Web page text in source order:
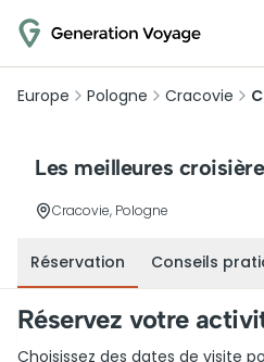
Europe Pologne Cracovie
Les meilleures
Cracovie, Pologne
Réservation Conseils
Réservez votre
Choisissez des dates de visite